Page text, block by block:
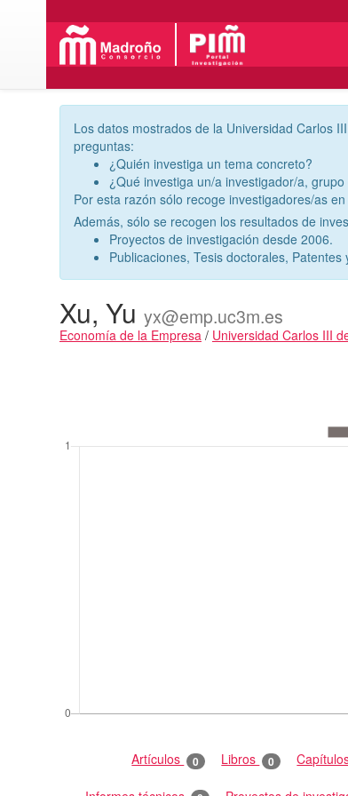
Los datos mostrados de la Universidad Carlos
preguntas:
¿Quién investiga un tema concreto?
¿Qué investiga un/a investigador/a,
Por esta razón sólo recoge investigadores/as
Además, sólo se recogen los resultados de
Proyectos de investigación desde 2006.
Publicaciones, Tesis doctorales,
Xu, Yu yx@emp.uc3m.es
Economía de la Empresa / Universidad Carlos III
Artículos 0 Libros 0